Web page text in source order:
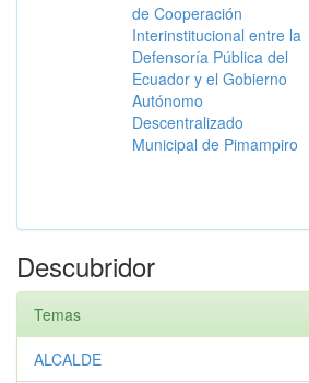
de Cooperación
Interinstitucional entre la
Defensoría Pública del
Ecuador y el Gobierno
Autónomo
Descentralizado
Municipal de Pimampiro
Descubridor
Temas
ALCALDE